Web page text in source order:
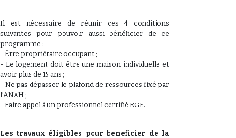
Il est nécessaire de réunir ces 4 conditions
suivantes pour pouvoir aussi bénéficier de ce
programme :
- Être propriétaire occupant ;
- Le logement doit être une maison individuelle et
avoir plus de 15 ans ;
- Ne pas dépasser le plafond de ressources fixé par
l’ANAH ;
- Faire appel à un professionnel certifié RGE.
Les travaux éligibles pour beneficier de la